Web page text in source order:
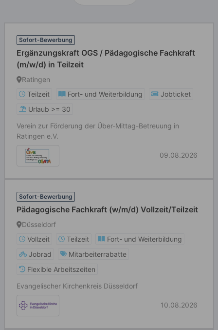
Sofort-Bewerbung
Ergänzungskraft OGS / Pädagogische Fachkraft
(m/w/d) in Teilzeit
Ratingen
Teilzeit
Fort- und Weiterbildung
Jobticket
Urlaub >= 30
Verein zur Förderung der Über-Mittag-Betreuung in
Ratingen e.V.
09.08.2026
Sofort-Bewerbung
Pädagogische Fachkraft (w/m/d) Vollzeit/Teilzeit
Düsseldorf
Vollzeit
Teilzeit
Fort- und Weiterbildung
Jobrad
Mitarbeiterrabatte
Flexible Arbeitszeiten
Evangelischer Kirchenkreis Düsseldorf
10.08.2026